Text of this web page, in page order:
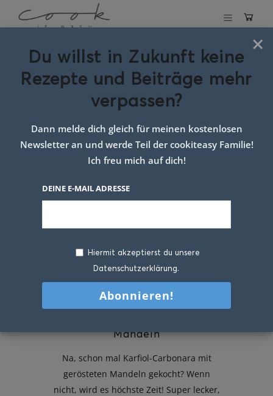
Schlagwort:
karfiol carbonara
google
Mandeln
Na, schon mal Karfiol-Carbonara mit
gerösteten Mandeln gekocht? Wenn
nicht, wird es höchste Zeit! Super lecker,
×
Du willst in Zukunft keine
Rezepte und Beiträge mehr
verpassen?
Dann melde dich gleich für meinen kostenlosen
Newsletter an und werde Teil der cookiteasy Familie!
Ich freu mich auf dich!
DEINE E-MAIL ADRESSE
Hiermit akzeptierst du unsere
Datenschutzerklärung.